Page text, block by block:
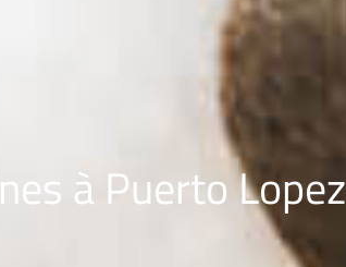
à Puerto Lopez